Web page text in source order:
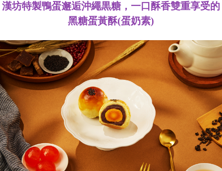
漢坊特製鴨蛋邂逅沖繩黒糖，一口酥香雙重享受的
黑糖蛋黃酥(蛋奶素)